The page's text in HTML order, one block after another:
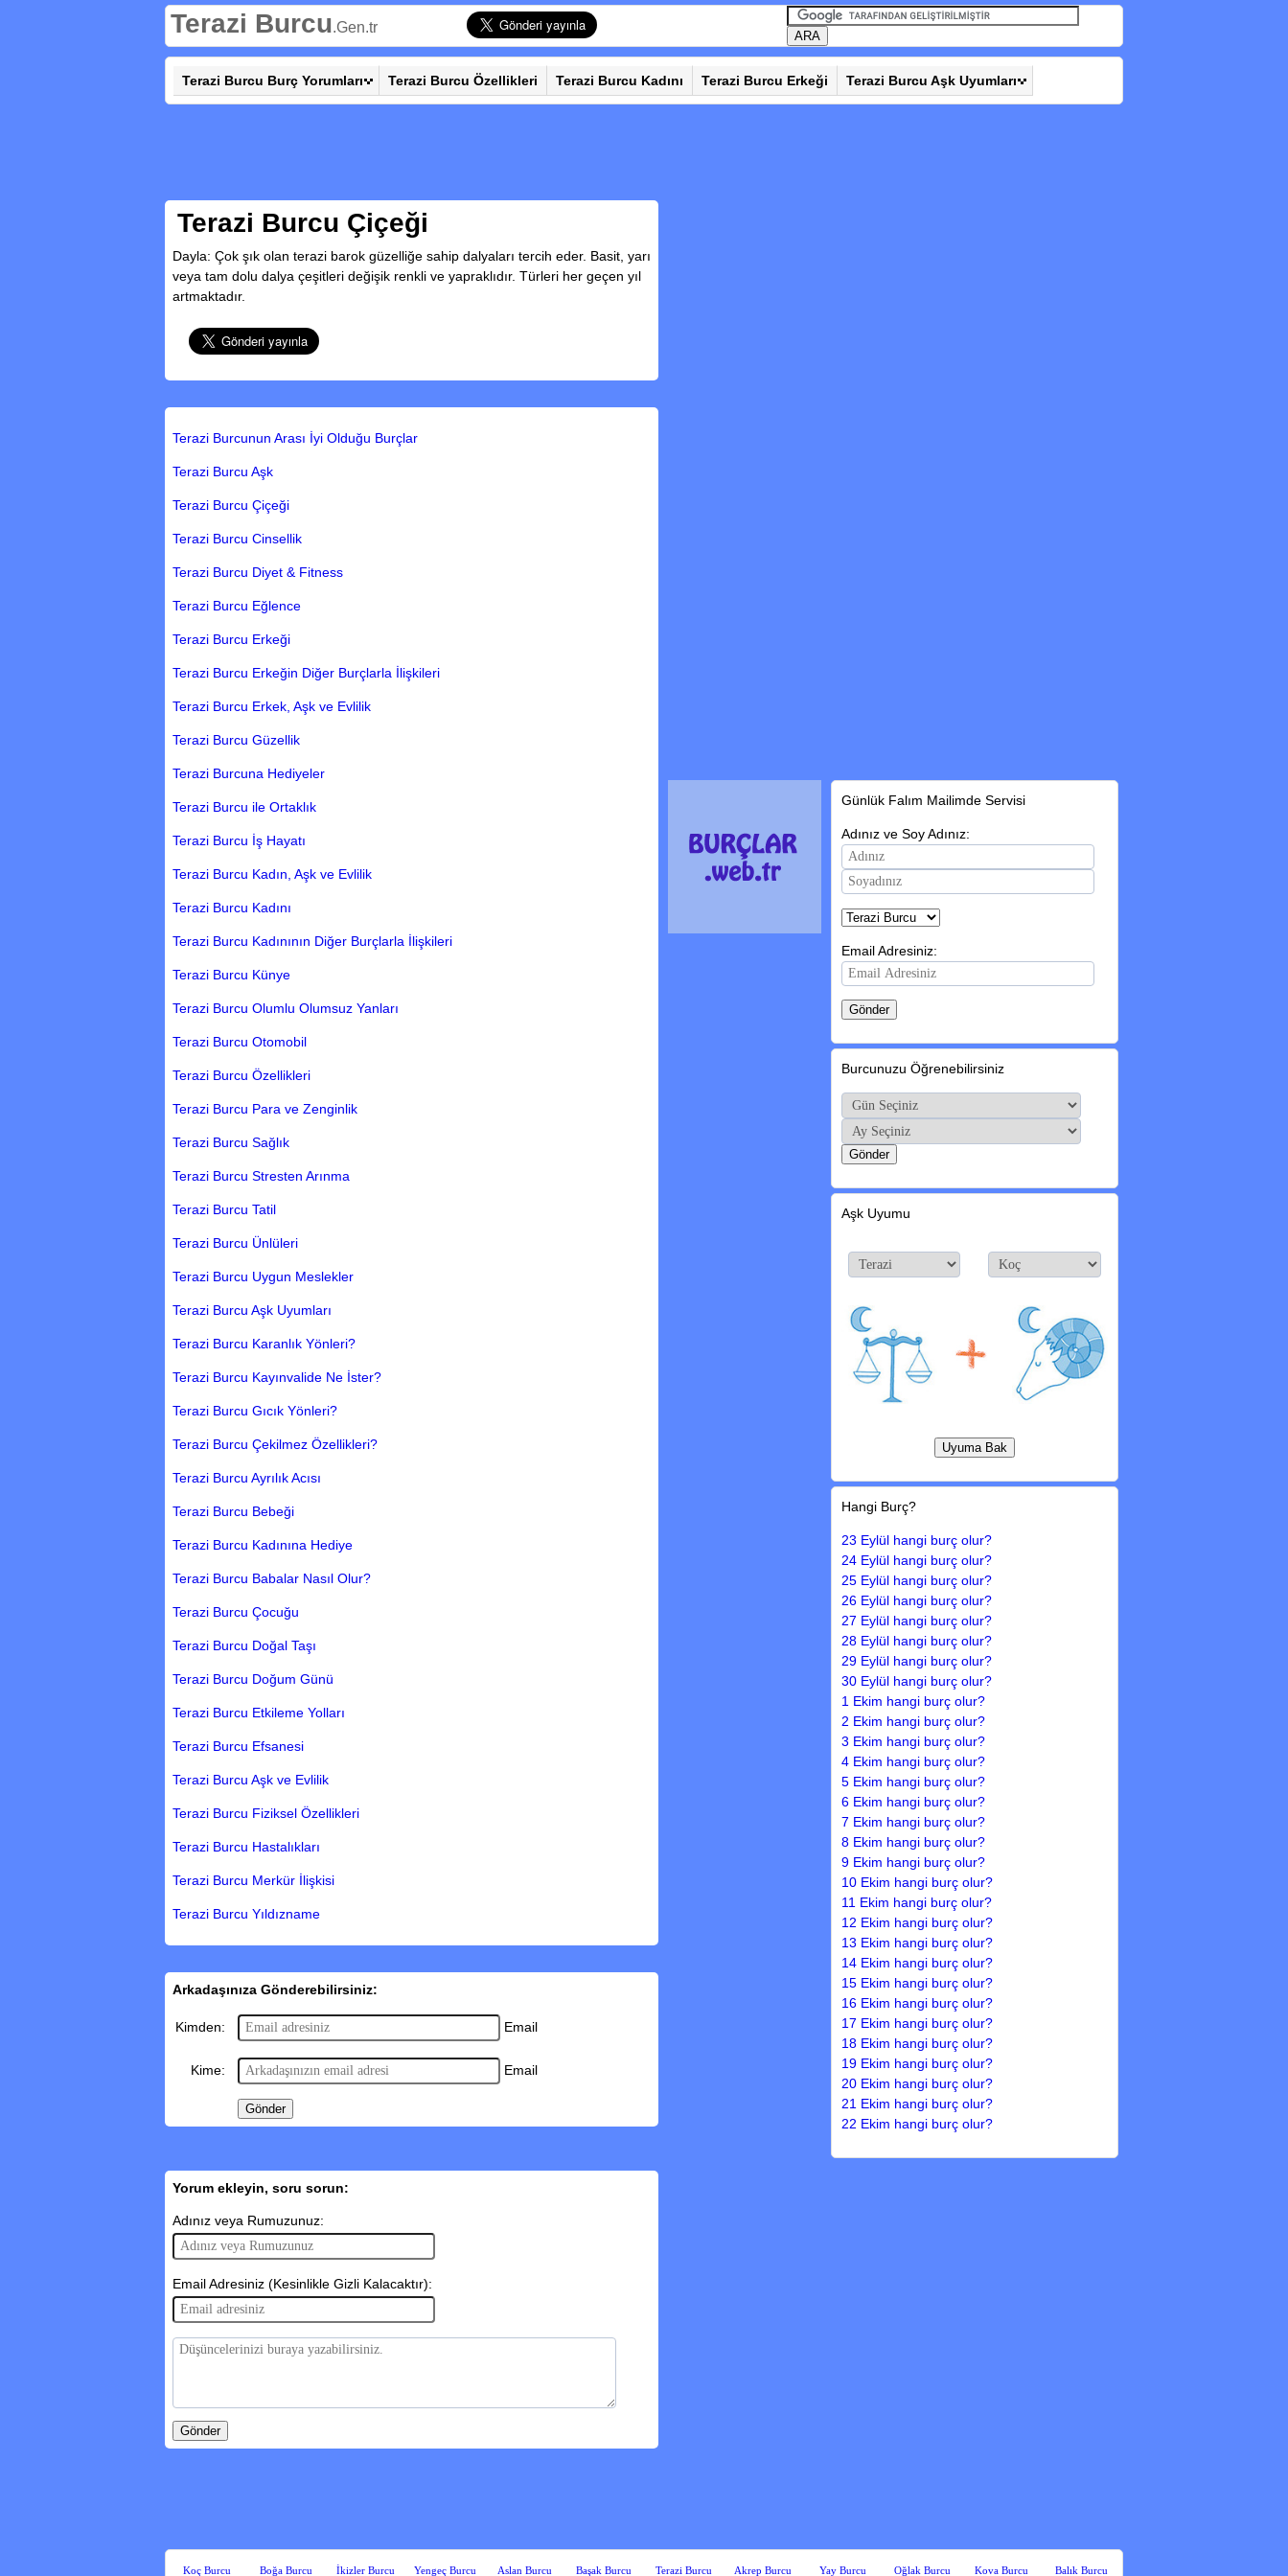
Terazi Burcu.Gen.tr
Terazi Burcu Burç Yorumları Terazi Burcu Özellikleri Terazi Burcu Kadını Terazi Burcu Erkeği Terazi Burcu Aşk Uyumları
Terazi Burcu Çiçeği
Dayla: Çok şık olan terazi barok güzelliğe sahip dalyaları tercih eder. Basit, yarı
veya tam dolu dalya çeşitleri değişik renkli ve yapraklıdır. Türleri her geçen yıl
artmaktadır.
Terazi Burcunun Arası İyi Olduğu Burçlar
Terazi Burcu Aşk
Terazi Burcu Çiçeği
Terazi Burcu Cinsellik
Terazi Burcu Diyet & Fitness
Terazi Burcu Eğlence
Terazi Burcu Erkeği
Terazi Burcu Erkeğin Diğer Burçlarla İlişkileri
Terazi Burcu Erkek, Aşk ve Evlilik
Terazi Burcu Güzellik
Terazi Burcuna Hediyeler
Terazi Burcu ile Ortaklık
Terazi Burcu İş Hayatı
Terazi Burcu Kadın, Aşk ve Evlilik
Terazi Burcu Kadını
Terazi Burcu Kadınının Diğer Burçlarla İlişkileri
Terazi Burcu Künye
Terazi Burcu Olumlu Olumsuz Yanları
Terazi Burcu Otomobil
Terazi Burcu Özellikleri
Terazi Burcu Para ve Zenginlik
Terazi Burcu Sağlık
Terazi Burcu Stresten Arınma
Terazi Burcu Tatil
Terazi Burcu Ünlüleri
Terazi Burcu Uygun Meslekler
Terazi Burcu Aşk Uyumları
Terazi Burcu Karanlık Yönleri?
Terazi Burcu Kayınvalide Ne İster?
Terazi Burcu Gıcık Yönleri?
Terazi Burcu Çekilmez Özellikleri?
Terazi Burcu Ayrılık Acısı
Terazi Burcu Bebeği
Terazi Burcu Kadınına Hediye
Terazi Burcu Babalar Nasıl Olur?
Terazi Burcu Çocuğu
Terazi Burcu Doğal Taşı
Terazi Burcu Doğum Günü
Terazi Burcu Etkileme Yolları
Terazi Burcu Efsanesi
Terazi Burcu Aşk ve Evlilik
Terazi Burcu Fiziksel Özellikleri
Terazi Burcu Hastalıkları
Terazi Burcu Merkür İlişkisi
Terazi Burcu Yıldızname
Arkadaşınıza Gönderebilirsiniz:
Kimden: Email
Kime: Email
Yorum ekleyin, soru sorun:
Adınız veya Rumuzunuz:
Email Adresiniz (Kesinlikle Gizli Kalacaktır):
Günlük Falım Mailimde Servisi
Adınız ve Soy Adınız:
Email Adresiniz:
Burcunuzu Öğrenebilirsiniz
Aşk Uyumu
Hangi Burç?
23 Eylül hangi burç olur?
24 Eylül hangi burç olur?
25 Eylül hangi burç olur?
26 Eylül hangi burç olur?
27 Eylül hangi burç olur?
28 Eylül hangi burç olur?
29 Eylül hangi burç olur?
30 Eylül hangi burç olur?
1 Ekim hangi burç olur?
2 Ekim hangi burç olur?
3 Ekim hangi burç olur?
4 Ekim hangi burç olur?
5 Ekim hangi burç olur?
6 Ekim hangi burç olur?
7 Ekim hangi burç olur?
8 Ekim hangi burç olur?
9 Ekim hangi burç olur?
10 Ekim hangi burç olur?
11 Ekim hangi burç olur?
12 Ekim hangi burç olur?
13 Ekim hangi burç olur?
14 Ekim hangi burç olur?
15 Ekim hangi burç olur?
16 Ekim hangi burç olur?
17 Ekim hangi burç olur?
18 Ekim hangi burç olur?
19 Ekim hangi burç olur?
20 Ekim hangi burç olur?
21 Ekim hangi burç olur?
22 Ekim hangi burç olur?
Koç Burcu Boğa Burcu İkizler Burcu Yengeç Burcu Aslan Burcu Başak Burcu Terazi Burcu Akrep Burcu Yay Burcu Oğlak Burcu Kova Burcu Balık Burcu